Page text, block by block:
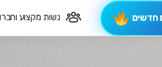
חדשים נשות מקצוע